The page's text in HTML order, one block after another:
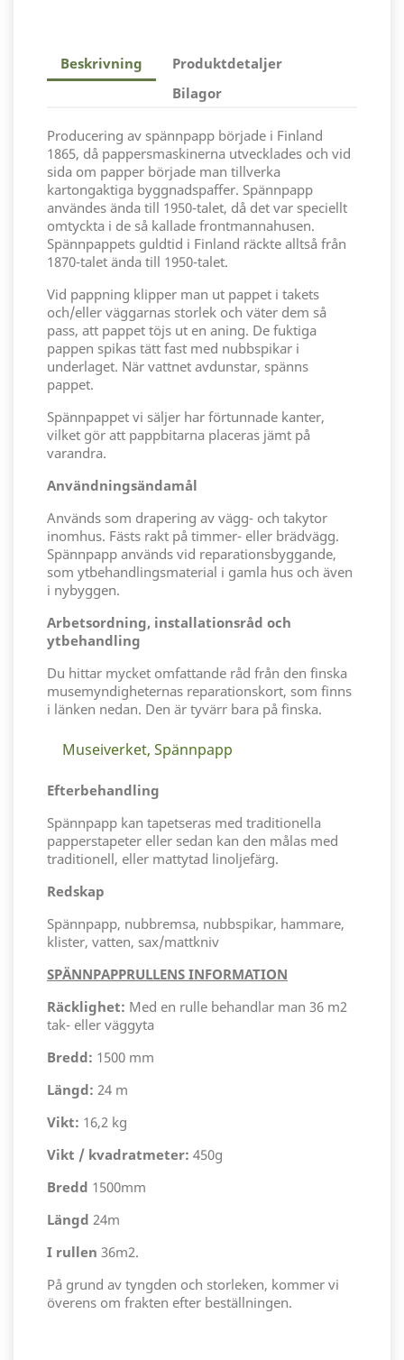
Beskrivning
Produktdetaljer
Bilagor
Producering av spännpapp började i Finland
1865, då pappersmaskinerna utvecklades och vid
sida om papper började man tillverka
kartongaktiga byggnadspaffer. Spännpapp
användes ända till 1950-talet, då det var speciellt
omtyckta i de så kallade frontmannahusen.
Spännpappets guldtid i Finland räckte alltså från
1870-talet ända till 1950-talet.
Vid pappning klipper man ut pappet i takets
och/eller väggarnas storlek och väter dem så
pass, att pappet töjs ut en aning. De fuktiga
pappen spikas tätt fast med nubbspikar i
underlaget. När vattnet avdunstar, spänns
pappet.
Spännpappet vi säljer har förtunnade kanter,
vilket gör att pappbitarna placeras jämt på
varandra.
Användningsändamål
Används som drapering av vägg- och takytor
inomhus. Fästs rakt på timmer- eller brädvägg.
Spännpapp används vid reparationsbyggande,
som ytbehandlingsmaterial i gamla hus och även
i nybyggen.
Arbetsordning, installationsråd och
ytbehandling
Du hittar mycket omfattande råd från den finska
musemyndigheternas reparationskort, som finns
i länken nedan. Den är tyvärr bara på finska.
Museiverket, Spännpapp
Efterbehandling
Spännpapp kan tapetseras med traditionella
papperstapeter eller sedan kan den målas med
traditionell, eller mattytad linoljefärg.
Redskap
Spännpapp, nubbremsa, nubbspikar, hammare,
klister, vatten, sax/mattkniv
SPÄNNPAPPRULLENS INFORMATION
Räcklighet: Med en rulle behandlar man 36 m2
tak- eller väggyta
Bredd: 1500 mm
Längd: 24 m
Vikt: 16,2 kg
Vikt / kvadratmeter: 450g
Bredd 1500mm
Längd 24m
I rullen 36m2.
På grund av tyngden och storleken, kommer vi
överens om frakten efter beställningen.